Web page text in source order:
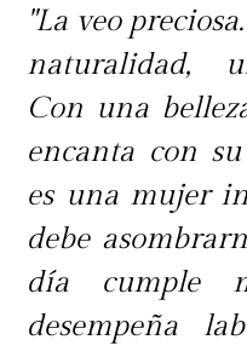
"La veo
naturalidad,
Con una
encanta con
es una mujer
debe
día cumple
desempeña